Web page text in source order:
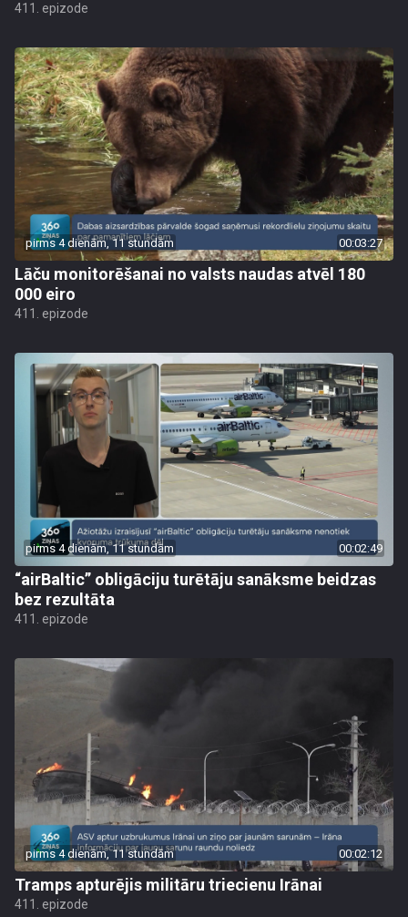
411. epizode
pirms 4 dienām, 11 stundām 00:03:27
Lāču monitorēšanai no valsts naudas atvēl 180
000 eiro
411. epizode
pirms 4 dienām, 11 stundām 00:02:49
“airBaltic” obligāciju turētāju sanāksme beidzas
bez rezultāta
411. epizode
pirms 4 dienām, 11 stundām 00:02:12
Tramps apturējis militāru triecienu Irānai
411. epizode